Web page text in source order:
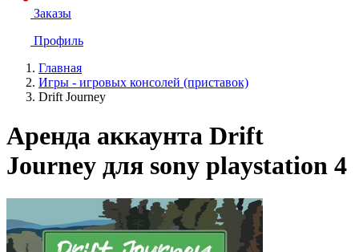
Заказы
Профиль
Главная
Игры - игровых консолей (приставок)
Drift Journey
Аренда аккаунта Drift
Journey для sony playstation 4